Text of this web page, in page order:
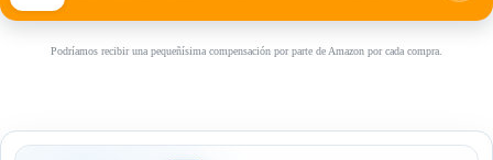
Podríamos recibir una pequeñísima compensación por parte de Amazon por cada compra.